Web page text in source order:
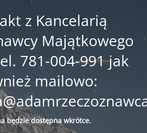
z Kancelarią
Majątkowego
781-004-991 jak
mailowo:
będziedostępna wkrótce.